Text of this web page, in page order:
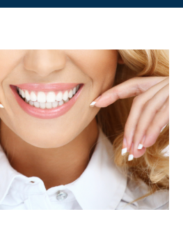
Deutsch
(الألمانية)
Italiano
(الإيطالية)
فارسی(الفارسية)
Русский
)
الإنجليزية